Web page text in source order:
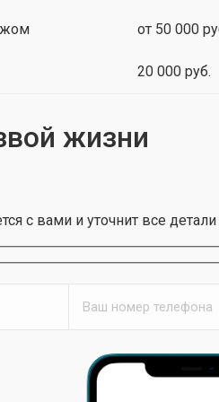
от 50 000
20 000 руб.
жизни
с вами и уточнит все детали